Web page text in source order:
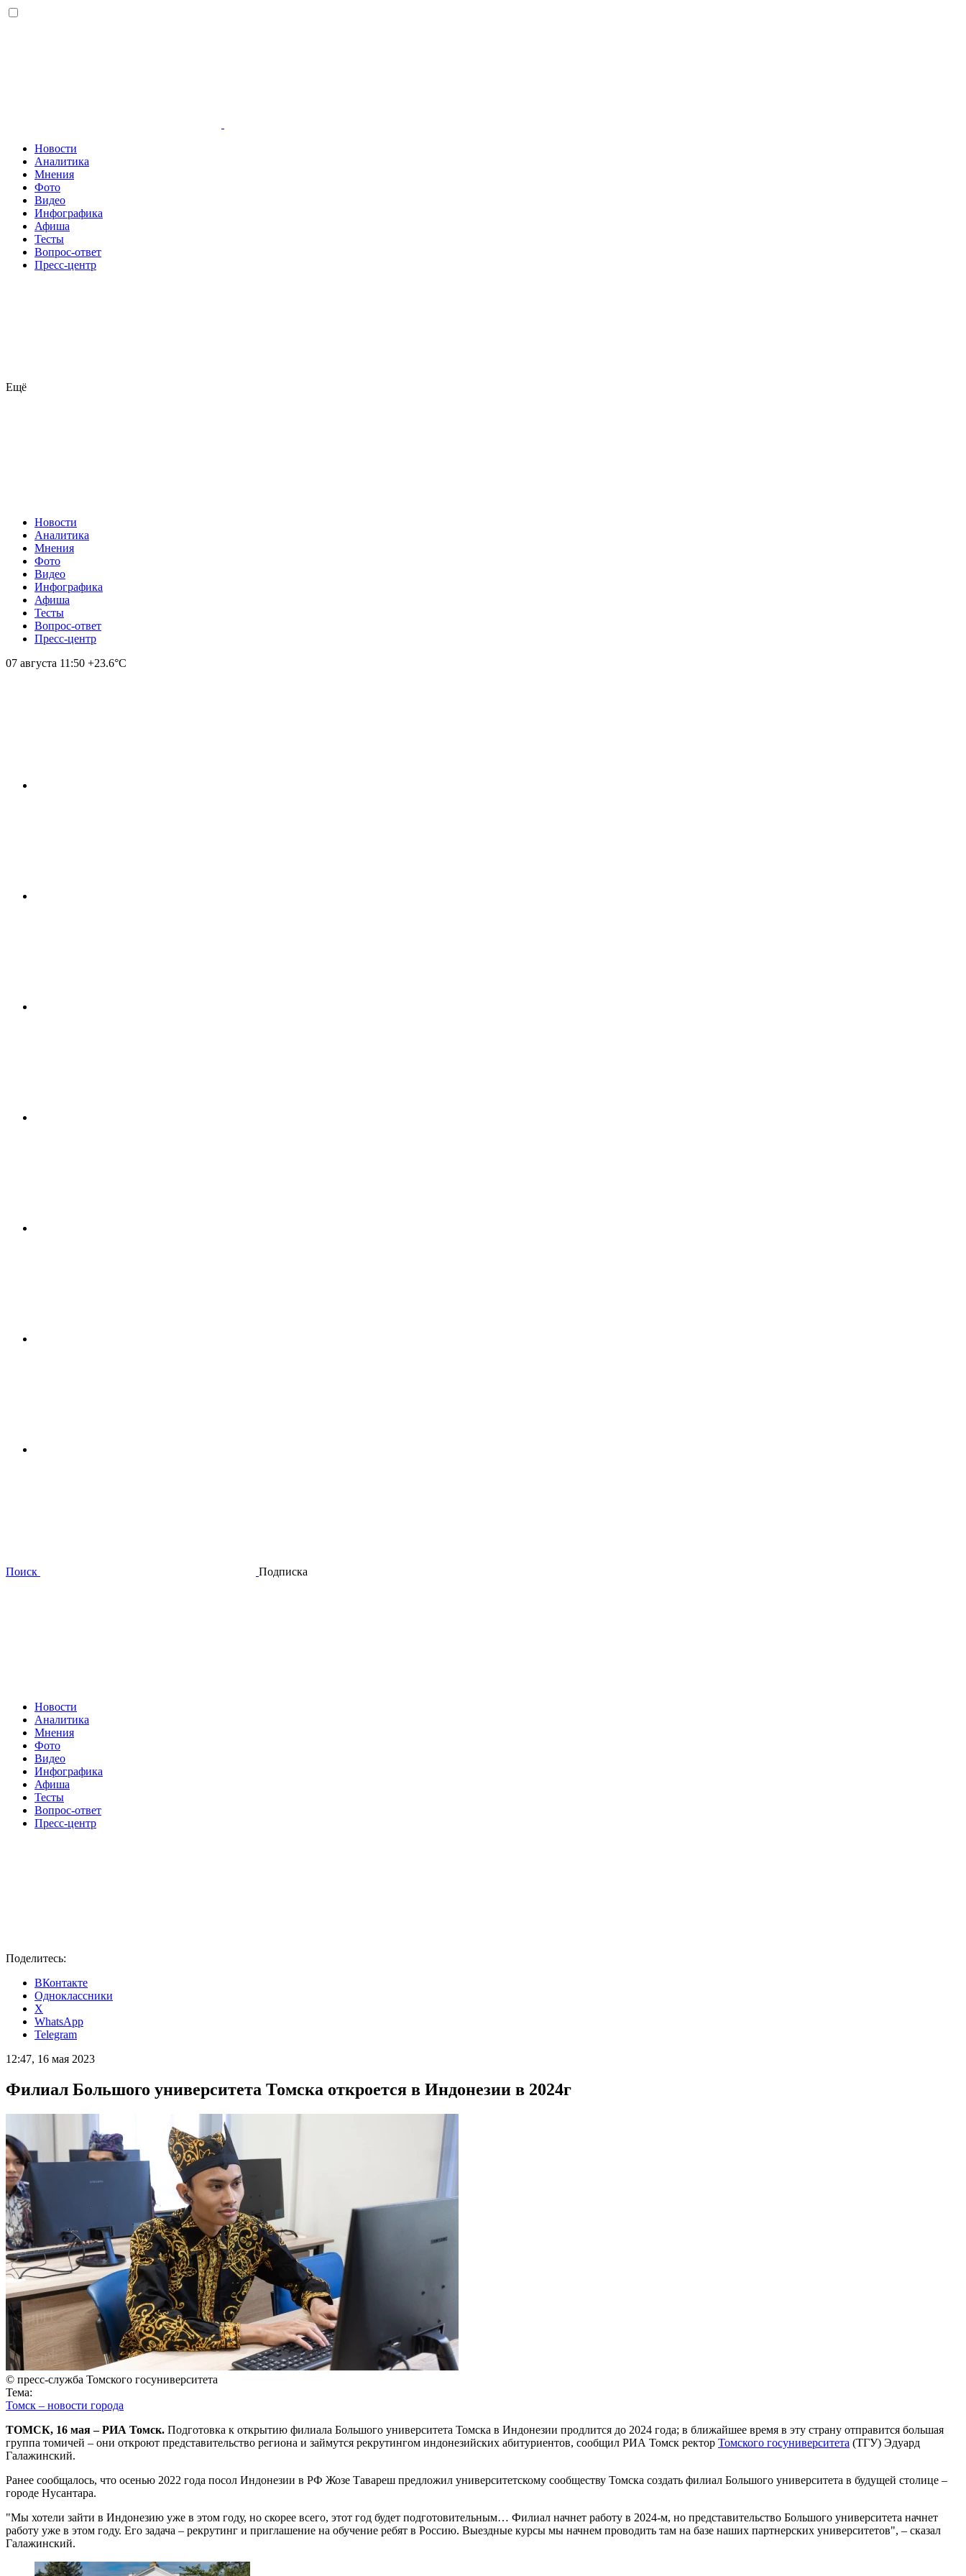
Новости
Аналитика
Мнения
Фото
Видео
Инфографика
Афиша
Тесты
Вопрос-ответ
Пресс-центр
Ещё
Новости
Аналитика
Мнения
Фото
Видео
Инфографика
Афиша
Тесты
Вопрос-ответ
Пресс-центр
07 августа 11:50 +23.6°С
Поиск Подписка
Новости
Аналитика
Мнения
Фото
Видео
Инфографика
Афиша
Тесты
Вопрос-ответ
Пресс-центр
Поделитесь:
ВКонтакте
Одноклассники
X
WhatsApp
Telegram
12:47, 16 мая 2023
Филиал Большого университета Томска откроется в Индонезии в 2024г
© пресс-служба Томского госуниверситета
Тема:
Томск – новости города
ТОМСК, 16 мая – РИА Томск. Подготовка к открытию филиала Большого университета Томска в Индонезии продлится до 2024 года; в ближайшее время в эту страну отправится большая
группа томичей – они откроют представительство региона и займутся рекрутингом индонезийских абитуриентов, сообщил РИА Томск ректор Томского госуниверситета (ТГУ) Эдуард
Галажинский.
Ранее сообщалось, что осенью 2022 года посол Индонезии в РФ Жозе Тавареш предложил университетскому сообществу Томска создать филиал Большого университета в будущей столице –
городе Нусантара.
"Мы хотели зайти в Индонезию уже в этом году, но скорее всего, этот год будет подготовительным… Филиал начнет работу в 2024-м, но представительство Большого университета начнет
работу уже в этом году. Его задача – рекрутинг и приглашение на обучение ребят в Россию. Выездные курсы мы начнем проводить там на базе наших партнерских университетов", – сказал
Галажинский.